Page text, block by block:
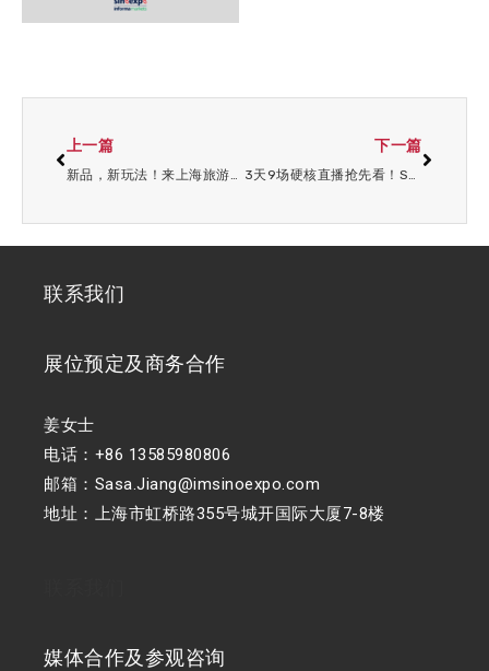
上一篇
新品，新玩法！来上海旅游产业博览会寻找灵感！
下一篇
3天9场硬核直播抢先看！SMG看东方陪你畅享2025上海旅博会狂欢！
联系我们
展位预定及商务合作
姜女士
电话：+86 13585980806
邮箱：Sasa.Jiang@imsinoexpo.com
地址：上海市虹桥路355号城开国际大厦7-8楼
媒体合作及参观咨询